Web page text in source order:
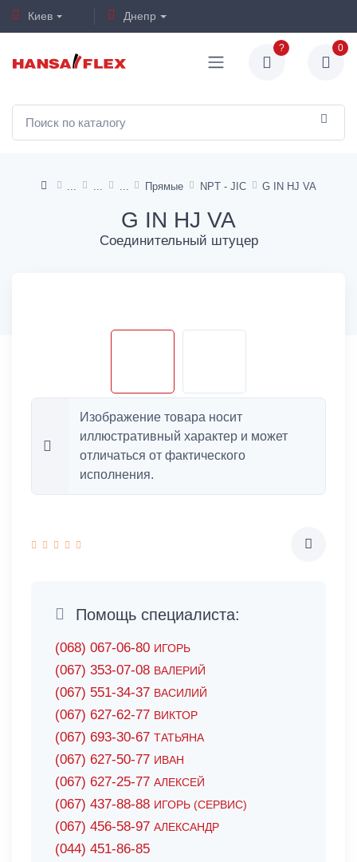
Киев Днепр
? 0
Прямые NPT - JIC G IN HJ VA
G IN HJ VA
Соединительный штуцер
Изображение товара носит
иллюстративный характер и может
отличаться от фактического
исполнения.
Помощь специалиста:
(068) 067-06-80 ИГОРЬ
(067) 353-07-08 ВАЛЕРИЙ
(067) 551-34-37 ВАСИЛИЙ
(067) 627-62-77 ВИКТОР
(067) 693-30-67 ТАТЬЯНА
(067) 627-50-77 ИВАН
(067) 627-25-77 АЛЕКСЕЙ
(067) 437-88-88 ИГОРЬ (СЕРВИС)
(067) 456-58-97 АЛЕКСАНДР
(044) 451-86-85